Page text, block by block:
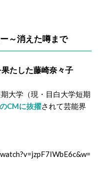
～消えた噂まで
たした藤崎奈々子
大学（現・目白大学短期
CMに抜擢されて芸能界